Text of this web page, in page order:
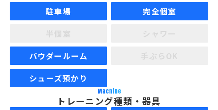
駐車場
完全個室
パウダールーム
シューズ預かり
Machine
トレーニング種類・器具